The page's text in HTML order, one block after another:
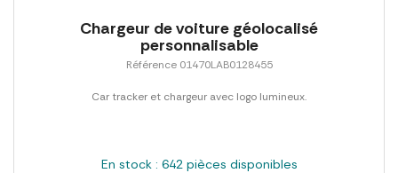
Chargeur de voiture géolocalisé
personnalisable
Référence 01470LAB0128455
Car tracker et chargeur avec logo lumineux.
En stock : 642 pièces disponibles